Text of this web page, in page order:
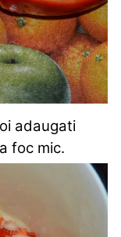
adaugati
foc mic.